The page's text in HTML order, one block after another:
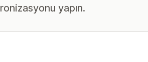
yapın.